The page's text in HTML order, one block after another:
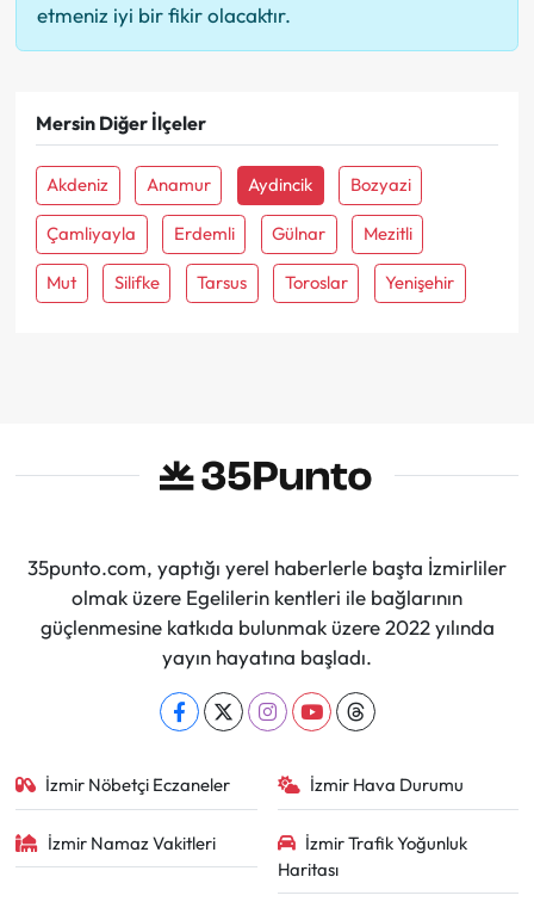
etmeniz iyi bir fikir olacaktır.
Mersin Diğer İlçeler
Akdeniz Anamur Aydincik Bozyazi
Çamliyayla Erdemli Gülnar Mezitli
Mut Silifke Tarsus Toroslar Yenişehir
35punto.com, yaptığı yerel haberlerle başta İzmirliler
olmak üzere Egelilerin kentleri ile bağlarının
güçlenmesine katkıda bulunmak üzere 2022 yılında
yayın hayatına başladı.
İzmir Nöbetçi Eczaneler İzmir Hava Durumu
İzmir Namaz Vakitleri
İzmir Trafik Yoğunluk
Haritası